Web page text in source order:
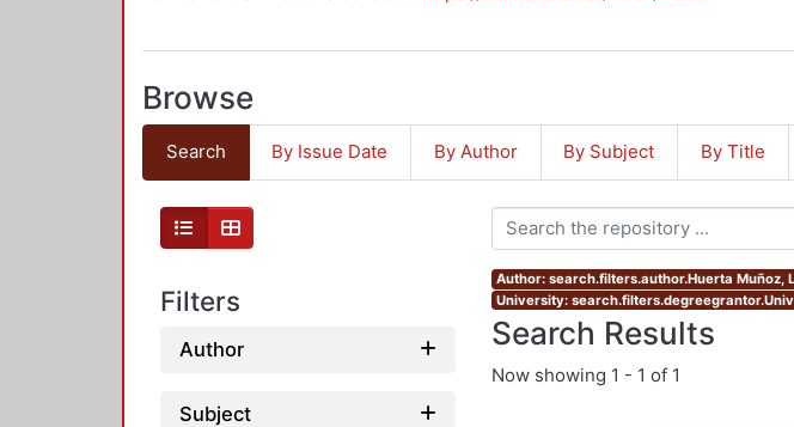
Browse
Search By Issue Date By Author By Subject By Title
Filters
Author
Subject
Author: search.filters.author.Huerta Muñoz,
University:
Search Results
Now showing 1 - 1 of 1